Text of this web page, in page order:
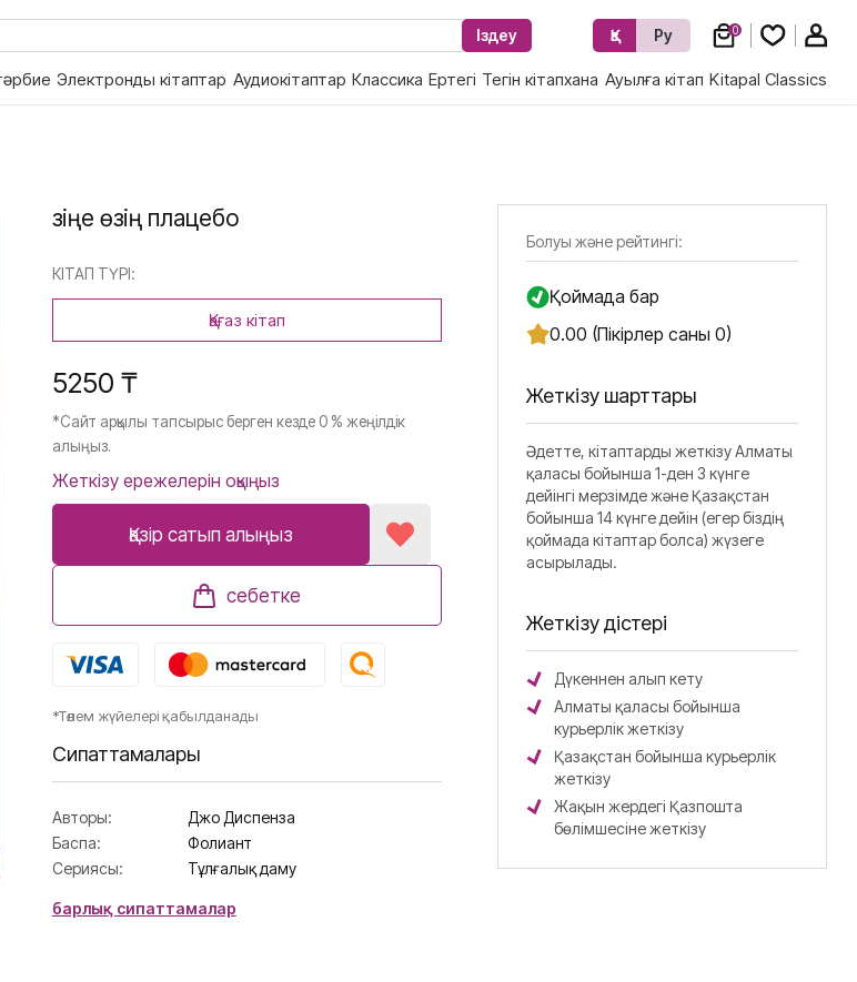
Іздеу Қз Ру 0
Электронды кітаптар Аудиокітаптар Классика Ертегі Тегін кітапхана Ауылға кітап Kitapal Classics
Өзіңе өзің плацебо
КІТАП ТҮРІ:
Қағаз кітап
5250 ₸
*Сайт арқылы тапсырыс берген кезде 0 % жеңілдік
алыңыз.
Жеткізу ережелерін оқыңыз
Қазір сатып алыңыз
себетке
*Төлем жүйелері қабылданады
Сипаттамалары
Авторы:
Джо Диспенза
Баспа:
Фолиант
Сериясы:
Тұлғалық даму
барлық сипаттамалар
Болуы және рейтингі:
Қоймада бар
0.00 (Пікірлер саны 0)
Жеткізу шарттары
Әдетте, кітаптарды жеткізу Алматы
қаласы бойынша 1-ден 3 күнге
дейінгі мерзімде және Қазақстан
бойынша 14 күнге дейін (егер біздің
қоймада кітаптар болса) жүзеге
асырылады.
Жеткізу әдістері
Дүкеннен алып кету
Алматы қаласы бойынша
курьерлік жеткізу
Қазақстан бойынша курьерлік
жеткізу
Жақын жердегі Қазпошта
бөлімшесіне жеткізу